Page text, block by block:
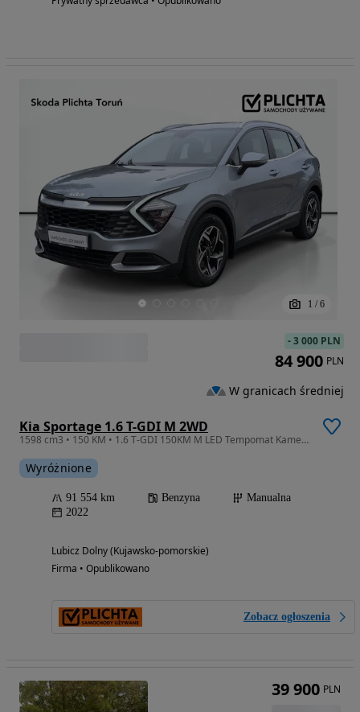
1 / 6
Kia Sportage 1.6 T-GDI M 2WD
1598 cm3 • 150 KM • 1.6 T-GDI 150KM M LED Tempomat Kamera Virtual SalonPL ASO 1WŁ
Wyróżnione
91 554 km Benzyna
Manualna
2022
Lubicz Dolny (Kujawsko-pomorskie)
Firma • Opublikowano
Zobacz ogłoszenia
-3 000 PLN
84 900 PLN
W granicach średniej
39 900 PLN